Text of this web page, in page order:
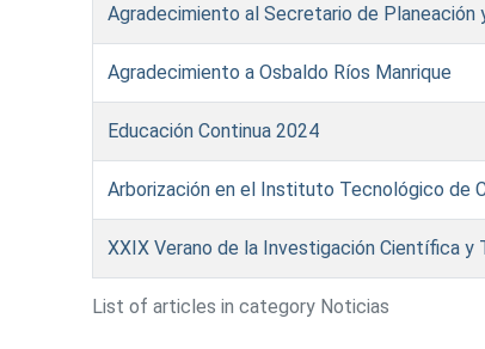
List of articles in category Noticias
Agradecimiento al Secretario de Planeación
Agradecimiento a Osbaldo Ríos Manrique
Educación Continua 2024
Arborización en el Instituto Tecnológico de
XXIX Verano de la Investigación Científica